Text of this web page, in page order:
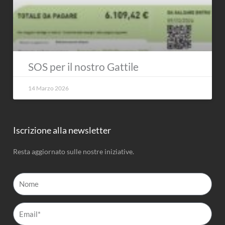
SOS per il nostro Gattile
14 Marzo 2026
Iscrizione alla newsletter
Resta aggiornato sulle nostre iniziative.
Nome
Email*